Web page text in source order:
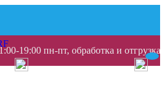
19:00 пн-пт, обработка и